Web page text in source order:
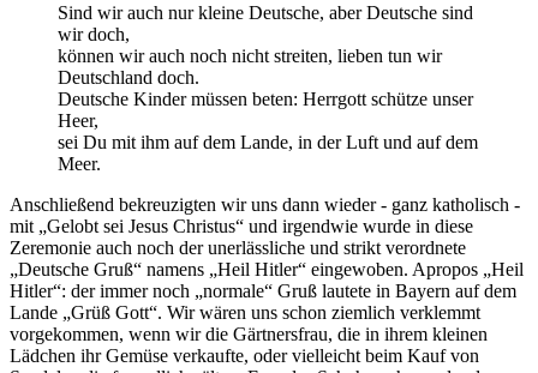
Sind wir auch nur kleine Deutsche, aber Deutsche sind
wir doch,
können wir auch noch nicht streiten, lieben tun wir
Deutschland doch.
Deutsche Kinder müssen beten: Herrgott schütze unser
Heer,
sei Du mit ihm auf dem Lande, in der Luft und auf dem
Meer.
Anschließend bekreuzigten wir uns dann wieder - ganz katholisch -
mit
Gelobt sei Jesus Christus
und irgendwie wurde in diese
Zeremonie auch noch der unerlässliche und strikt verordnete
Deutsche Gruß
namens Heil Hitler eingewoben. Apropos
Heil
Hitler : der immer noch normale
Gruß lautete in Bayern auf dem
Lande
Grüß Gott . Wir wären uns schon ziemlich verklemmt
vorgekommen, wenn wir die Gärtnersfrau, die in ihrem kleinen
Lädchen ihr Gemüse verkaufte, oder vielleicht beim Kauf von